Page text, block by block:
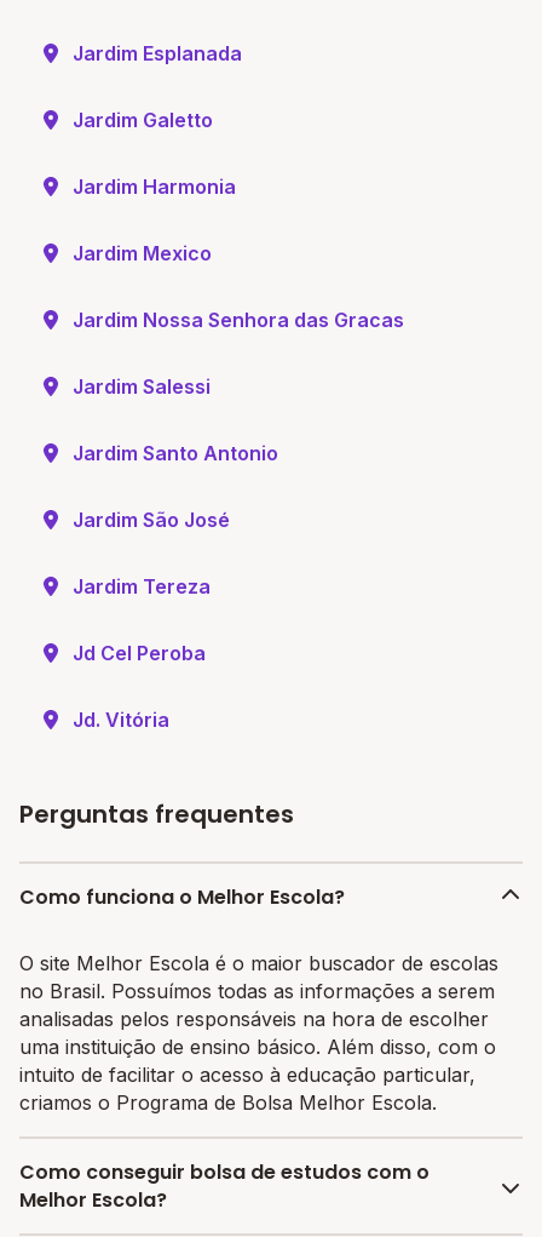
Jardim Esplanada
Jardim Galetto
Jardim Harmonia
Jardim Mexico
Jardim Nossa Senhora das Gracas
Jardim Salessi
Jardim Santo Antonio
Jardim São José
Jardim Tereza
Jd Cel Peroba
Jd. Vitória
Perguntas frequentes
Como funciona o Melhor Escola?
O site Melhor Escola é o maior buscador de escolas
no Brasil. Possuímos todas as informações a serem
analisadas pelos responsáveis na hora de escolher
uma instituição de ensino básico. Além disso, com o
intuito de facilitar o acesso à educação particular,
criamos o Programa de Bolsa Melhor Escola.
Como conseguir bolsa de estudos com o
Melhor Escola?